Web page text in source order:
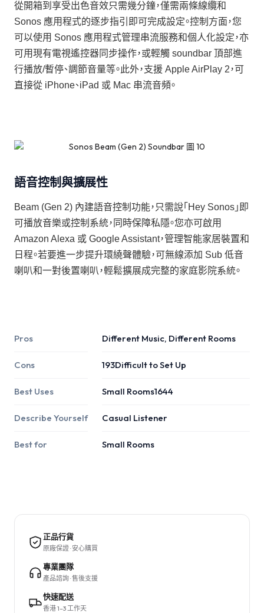
從開箱到享受出色音效只需幾分鐘，僅需兩條線纜和
Sonos 應用程式的逐步指引即可完成設定。控制方面，您
可以使用 Sonos 應用程式管理串流服務和個人化設定，亦
可用現有電視遙控器同步操作，或輕觸 soundbar 頂部進
行播放/暫停、調節音量等。此外，支援 Apple AirPlay 2，可
直接從 iPhone、iPad 或 Mac 串流音頻。
語音控制與擴展性
Beam (Gen 2) 內建語音控制功能，只需說「Hey Sonos」即
可播放音樂或控制系統，同時保障私隱。您亦可啟用
Amazon Alexa 或 Google Assistant，管理智能家居裝置和
日程。若要進一步提升環繞聲體驗，可無線添加 Sub 低音
喇叭和一對後置喇叭，輕鬆擴展成完整的家庭影院系統。
Pros Different Music, Different Rooms
Cons 193Difficult to Set Up
Best Uses Small Rooms1644
Describe Yourself Casual Listener
Best for Small Rooms
正品行貨
原廠保證 · 安心購買
專業團隊
產品諮詢 · 售後支援
快速配送
香港 1–3 工作天